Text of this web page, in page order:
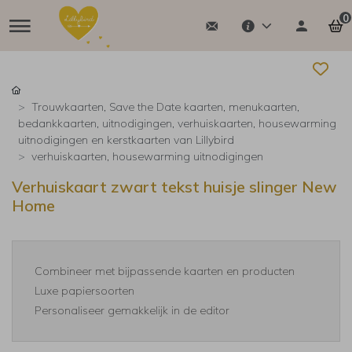
0
Trouwkaarten, Save the Date kaarten, menukaarten,
bedankkaarten, uitnodigingen, verhuiskaarten, housewarming
uitnodigingen en kerstkaarten van Lillybird
verhuiskaarten, housewarming uitnodigingen
Verhuiskaart zwart tekst huisje slinger New
Home
Combineer met bijpassende kaarten en producten
Luxe papiersoorten
Personaliseer gemakkelijk in de editor